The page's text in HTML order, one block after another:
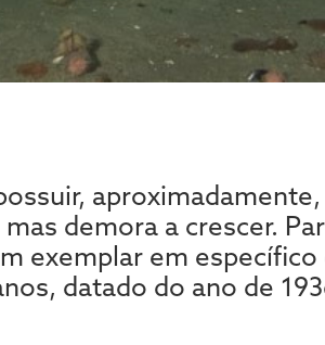
demora a crescer.
exemplar em específico
datado do ano de